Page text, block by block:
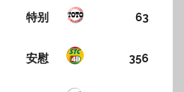
特别 63
安慰 356